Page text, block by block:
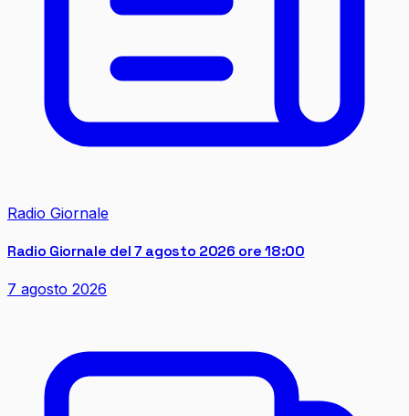
Radio Giornale
Radio Giornale del 7 agosto 2026 ore 18:00
7 agosto 2026